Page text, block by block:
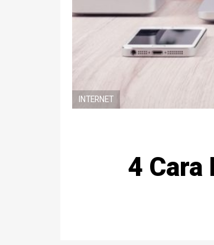
INTERNET
4 Cara